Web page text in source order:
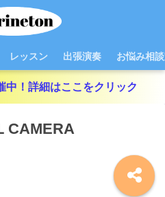
レッスン 出張演奏 お悩み相
中！詳細はここをクリック
CAMERA